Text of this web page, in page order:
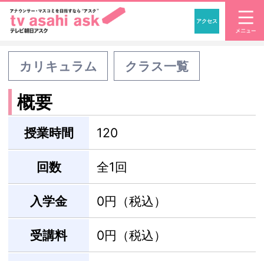
「アナウンサー・マ
アクセス
カリキュラム クラス一覧
概要
授業時間 120
回数 全1回
入学金 0円（税込）
受講料 0円（税込）